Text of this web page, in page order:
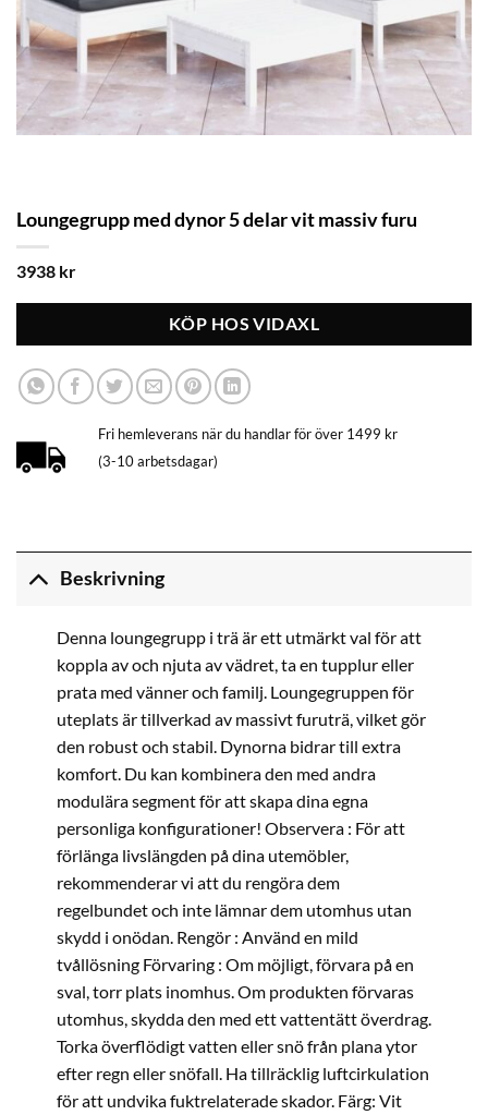
Loungegrupp med dynor 5 delar vit massiv furu
3938 kr
KÖP HOS VIDAXL
Fri hemleverans när du handlar för över 1499 kr
(3-10 arbetsdagar)
Beskrivning
Denna loungegrupp i trä är ett utmärkt val för att
koppla av och njuta av vädret, ta en tupplur eller
prata med vänner och familj. Loungegruppen för
uteplats är tillverkad av massivt furuträ, vilket gör
den robust och stabil. Dynorna bidrar till extra
komfort. Du kan kombinera den med andra
modulära segment för att skapa dina egna
personliga konfigurationer! Observera : För att
förlänga livslängden på dina utemöbler,
rekommenderar vi att du rengöra dem
regelbundet och inte lämnar dem utomhus utan
skydd i onödan. Rengör : Använd en mild
tvållösning Förvaring : Om möjligt, förvara på en
sval, torr plats inomhus. Om produkten förvaras
utomhus, skydda den med ett vattentätt överdrag.
Torka överflödigt vatten eller snö från plana ytor
efter regn eller snöfall. Ha tillräcklig luftcirkulation
för att undvika fuktrelaterade skador. Färg: Vit